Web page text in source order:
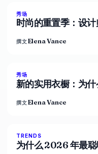
秀场
时尚的重置季：设
撰文Elena Vance
秀场
新的实用衣橱：为
撰文Elena Vance
TRENDS
为什么 2026 年最